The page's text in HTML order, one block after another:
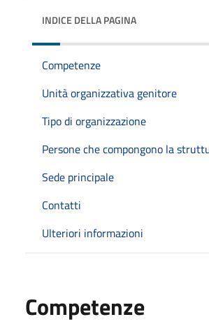
INDICE DELLA PAGINA
Competenze
Unità organizzativa genitore
Tipo di organizzazione
Persone che compongono la
Sede principale
Contatti
Ulteriori informazioni
Competenze